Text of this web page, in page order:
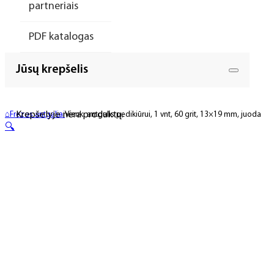
partneriais
PDF katalogas
Jūsų krepšelis
Krepšelyje nėra produktų.
⌂ Frezos antgaliaiVienk. antgalis pedikiūrui, 1 vnt, 60 grit, 13×19 mm, juoda
🔍